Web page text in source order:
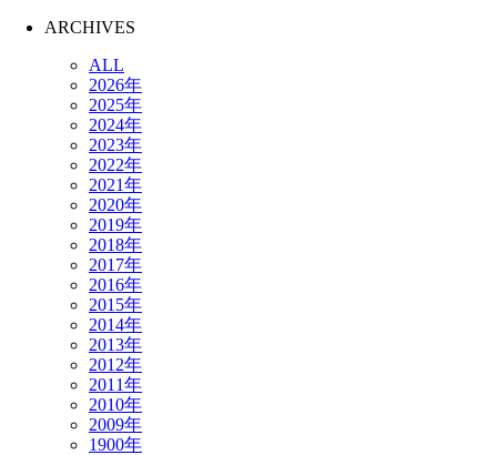
ARCHIVES
ALL
2026年
2025年
2024年
2023年
2022年
2021年
2020年
2019年
2018年
2017年
2016年
2015年
2014年
2013年
2012年
2011年
2010年
2009年
1900年